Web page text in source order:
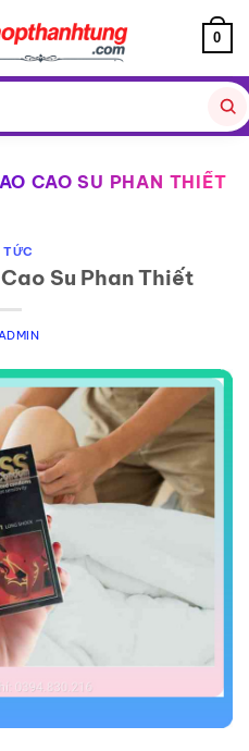
0
CAO SU PHAN THIẾT
TỨC
Su Phan Thiết
ADMIN